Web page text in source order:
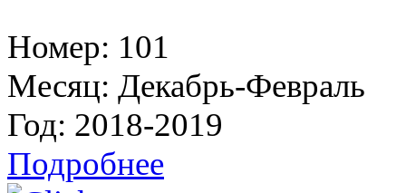
Номер: 101
Месяц: Декабрь-Февраль
Год: 2018-2019
Подробнее